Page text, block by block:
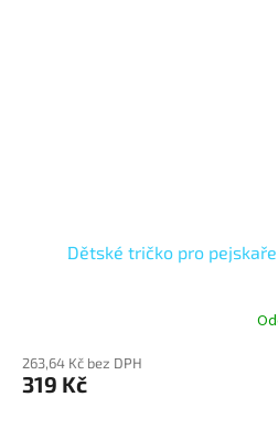
Dětské tričko pro
263,64 Kč bez DPH
319 Kč